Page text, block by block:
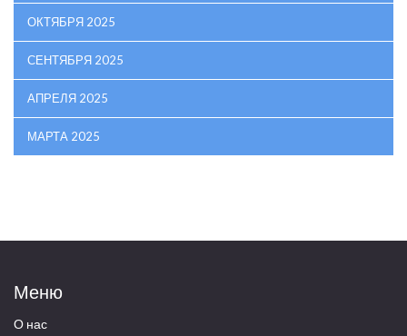
ОКТЯБРЯ 2025
СЕНТЯБРЯ 2025
АПРЕЛЯ 2025
МАРТА 2025
Меню
О нас